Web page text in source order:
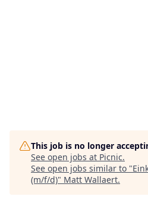
This job is no longer
See open jobs at Picnic.
See open jobs similar to "
(m/f/d)" Matt Wallaert.